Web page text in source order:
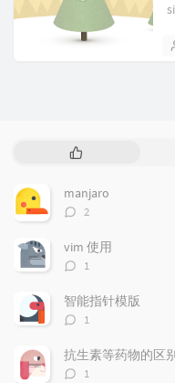
热
文
章
manjaro
评
数：
2
vim 使用
评
数：
1
智能指针模版
评
数：
1
抗生素等药物的区
评1